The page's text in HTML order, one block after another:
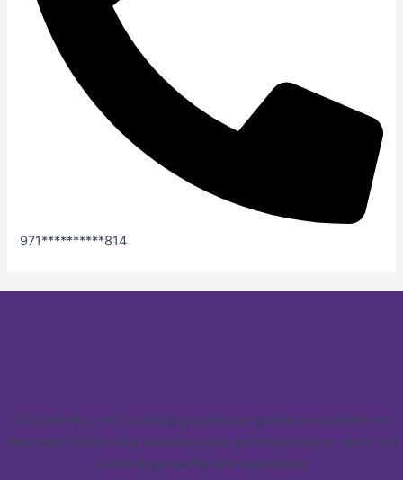
971**********814
STRADEVN.com: Leveraging extensive global connections to
empower Vietnamese manufacturers and importers to reach the
world stage swiftly and seamlessly